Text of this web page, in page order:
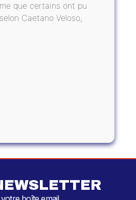
que certains ont pu
Caetano Veloso,